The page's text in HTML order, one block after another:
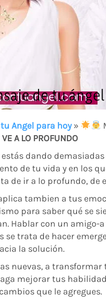
de tu
Angel para hoy»
VE A LO PROFUNDO
dando
de tu vida y en los
de ir a lo profundo, de
tambien a tus
para saber qué se
Hablar con un
se trata de hacer
la solución.
nuevas, a
mejorar tus
que le agregues.